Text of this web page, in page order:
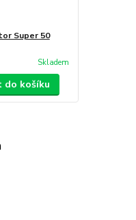
Super 50
Skladem
do košíku